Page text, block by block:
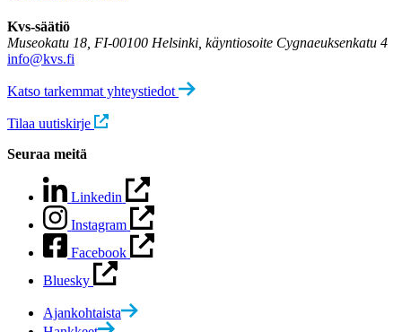
Kvs-säätiö
Museokatu 18, FI-00100 Helsinki, käyntiosoite Cygnaeuksenkatu 4
info@kvs.fi
Katso tarkemmat yhteystiedot
Tilaa uutiskirje
Seuraa meitä
Linkedin
Instagram
Facebook
Bluesky
Ajankohtaista